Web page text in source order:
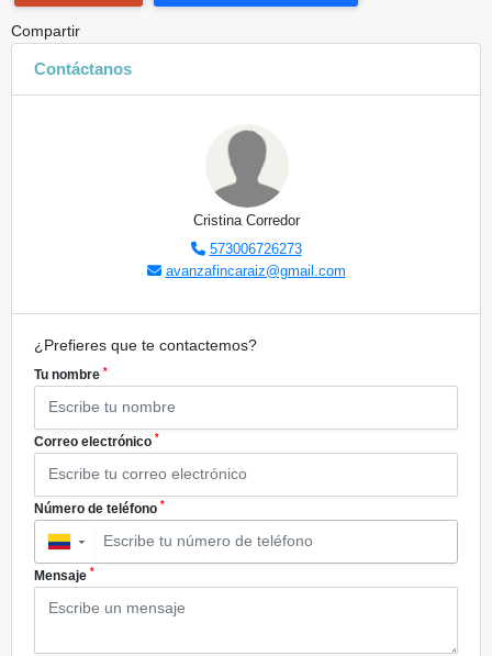
Compartir
Contáctanos
Cristina Corredor
573006726273
avanzafincaraiz@gmail.com
¿Prefieres que te contactemos?
Tu nombre *
Correo electrónico *
Número de teléfono *
▼
Mensaje *